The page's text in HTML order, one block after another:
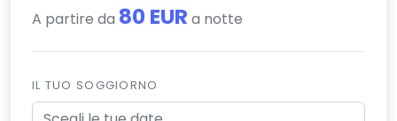
A partire da 80 EUR a notte
IL TUO SOGGIORNO